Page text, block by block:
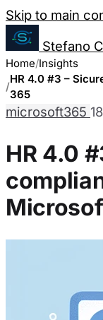
Salta al
Skip to main
Stefano
Home Insights
HR 4.0 #3 –
365
microsoft365
HR 4.0
Lahko
Potrebni
Vedno
Ti piškotki